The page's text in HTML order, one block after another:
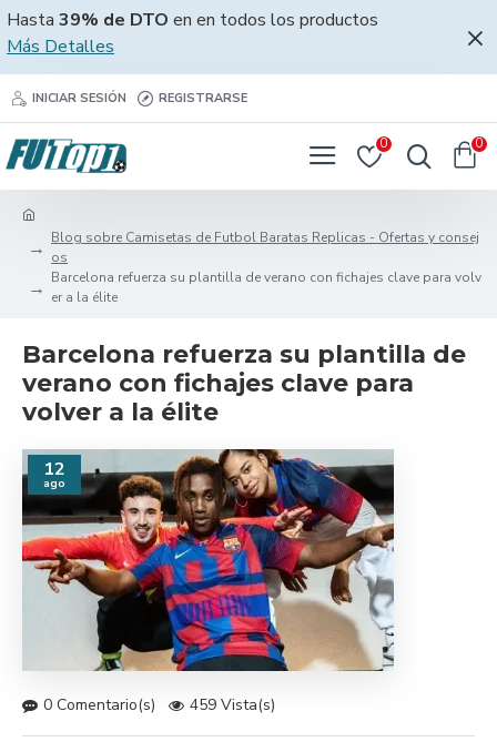
Hasta 39% de DTO en en todos los productos
Más Detalles
INICIAR SESIÓN REGISTRARSE
0 0
Blog sobre Camisetas de Futbol Baratas Replicas - Ofertas y consej
os
Barcelona refuerza su plantilla de verano con fichajes clave para volv
er a la élite
Barcelona refuerza su plantilla de
verano con fichajes clave para
volver a la élite
12
ago
0 Comentario(s) 459 Vista(s)